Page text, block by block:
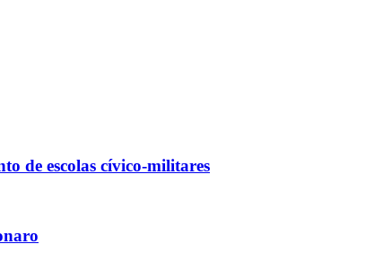
de escolas cívico-militares